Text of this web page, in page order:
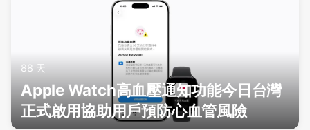
88 天
Apple Watch高血壓通知功能今日台灣
正式啟用協助用戶預防心血管風險